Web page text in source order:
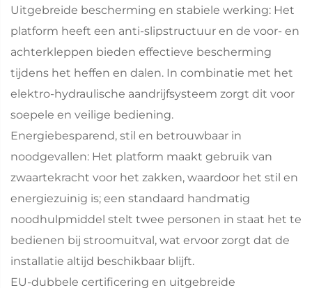
Uitgebreide bescherming en stabiele werking: Het
platform heeft een anti-slipstructuur en de voor- en
achterkleppen bieden effectieve bescherming
tijdens het heffen en dalen. In combinatie met het
elektro-hydraulische aandrijfsysteem zorgt dit voor
soepele en veilige bediening.
Energiebesparend, stil en betrouwbaar in
noodgevallen: Het platform maakt gebruik van
zwaartekracht voor het zakken, waardoor het stil en
energiezuinig is; een standaard handmatig
noodhulpmiddel stelt twee personen in staat het te
bedienen bij stroomuitval, wat ervoor zorgt dat de
installatie altijd beschikbaar blijft.
EU-dubbele certificering en uitgebreide